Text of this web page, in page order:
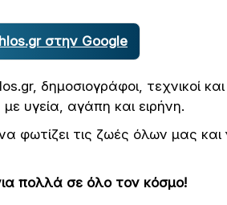
στην Google
δημοσιογράφοι, τεχνικοί
υγεία, αγάπη και ειρήνη.
τις ζωές όλων μας και
πολλά σε όλο τον κόσμο!